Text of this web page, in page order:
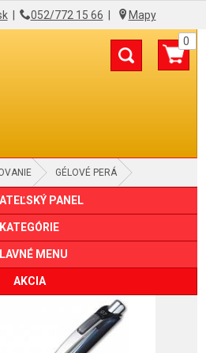
| 052/772 15 66 Mapy
0
GÉLOVÉ PERÁ
PANEL
KATEGÓRIE
MENU
AKCIA